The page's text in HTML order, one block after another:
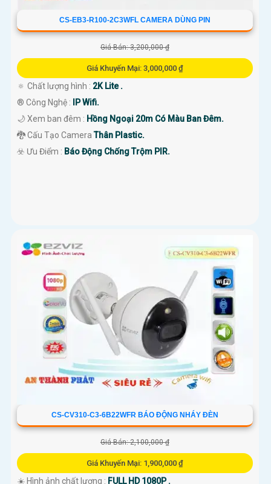
CS-EB3-R100-2C3WFL CAMERA DÙNG PIN
Giá Bán: 3,200,000 ₫
Giá Khuyến Mại: 3,000,000 ₫
🔅 Chất lượng hình : 2K Lite .
®️ Công Nghệ : IP Wifi.
🌙 Xem ban đêm : Hồng Ngoại 20m Có Màu Ban Đêm.
🐉️ Cấu Tạo CameraThân Plastic.
️☣️ Ưu Điểm : Báo Động Chống Trộm PIR.
CS-CV310-C3-6B22WFR BÁO ĐỘNG NHÁY ĐÈN
Giá Bán: 2,100,000 ₫
Giá Khuyến Mại: 1,900,000 ₫
☀️ Hình ảnh chất lượng : FULL HD 1080P .